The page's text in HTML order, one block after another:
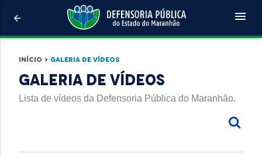
arrow_back menu
Início > Galeria de Vídeos
Galeria de Vídeos
Lista de vídeos da Defensoria Pública do Maranhão.